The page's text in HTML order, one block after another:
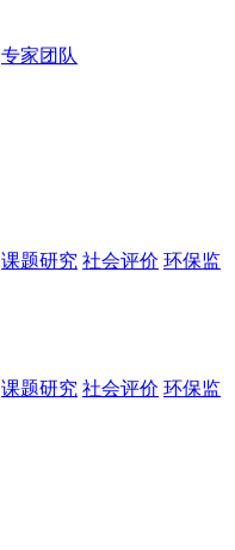
专家团队
课题研究 社会评价 环保监
课题研究 社会评价 环保监